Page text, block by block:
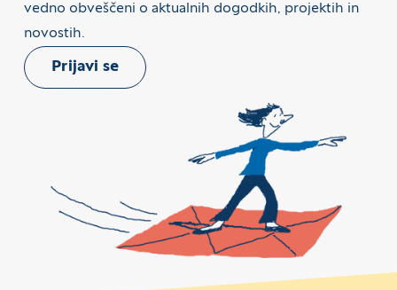
vedno obveščeni o aktualnih dogodkih, projektih in
novostih.
Prijavi se